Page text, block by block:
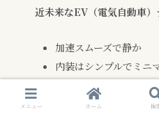
近未来なEV（電気自動車）
加速スムーズで静か
内装はシンプルでミニ
スマホ感覚の操作性が
補助金対象になることも
メニュー ホーム 検